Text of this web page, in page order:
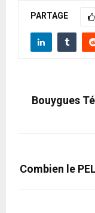
PARTAGE
Bouygues
Combien le